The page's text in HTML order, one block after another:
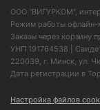
ООО "ВИГУРКОМ",
Режим работы офлайн-
Заказы через корзину
УНП 191764538 |
220039, г. Минск, ул.
Дата регистрации в
Настройка файлов